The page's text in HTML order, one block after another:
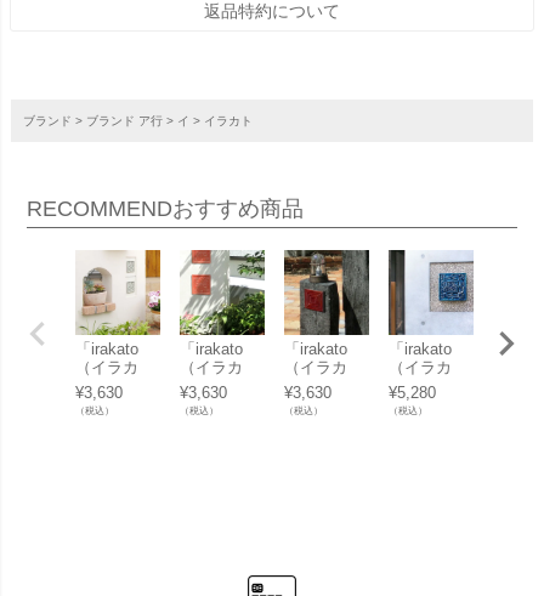
返品特約について
ブランド ブランド ア行 イ イラカト
RECOMMENDおすすめ商品
「irakato
（イラカ
ト） 瓦タイ
ル 100角 ハ
ナ3」
¥3,630
（税込）
「irakato
（イラカ
ト） 瓦タイ
ル 100角 ハ
ナ2」
¥3,630
（税込）
「irakato
（イラカ
ト） 瓦タイ
ル 100角 カ
ク1」
¥3,630
（税込）
「irakato
（イラカ
ト） 瓦タイ
ル 150角 ハ
ナ4」
¥5,280
（税込）
アク